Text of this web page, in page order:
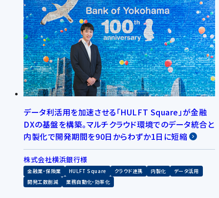
データ利活用を加速させる「HULFT Square」が金融
DXの基盤を構築。マルチクラウド環境でのデータ統合と
内製化で開発期間を90日からわずか1日に短縮
株式会社横浜銀行様
金融業・保険業 HULFT Square クラウド連携 内製化
データ活用
開発工数削減
業務自動化・効率化